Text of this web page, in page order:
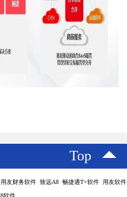
Top
友财务软件 致远A8 畅捷通T+软件 用友软件
软件